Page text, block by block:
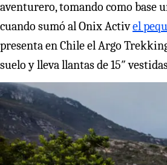
aventurero, tomando como base
cuando sumó al Onix Activel
presenta en Chile el Argo
suelo y lleva llantas de 15″